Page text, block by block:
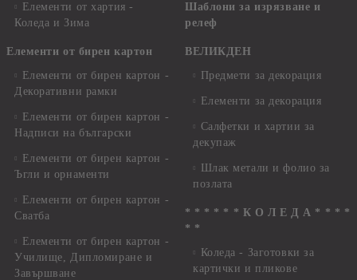
Елементи от хартия -
Коледа и Зима
Елементи от бирен картон
Елементи от бирен картон -
Декоративни рамки
Елементи от бирен картон -
Надписи на български
Елементи от бирен картон -
Ъгли и орнаменти
Елементи от бирен картон -
Сватба
Елементи от бирен картон -
Училище, Дипломиране и
Завършване
Шаблони за изрязване и
релеф
ВЕЛИКДЕН
Предмети за декорация
Елементи за декорация
Салфетки и хартии за
декупаж
Шлак метали и фолио за
позлата
* * * * * * К О Л Е Д А * * * *
* *
Коледа - Заготовки за
картички и пликове